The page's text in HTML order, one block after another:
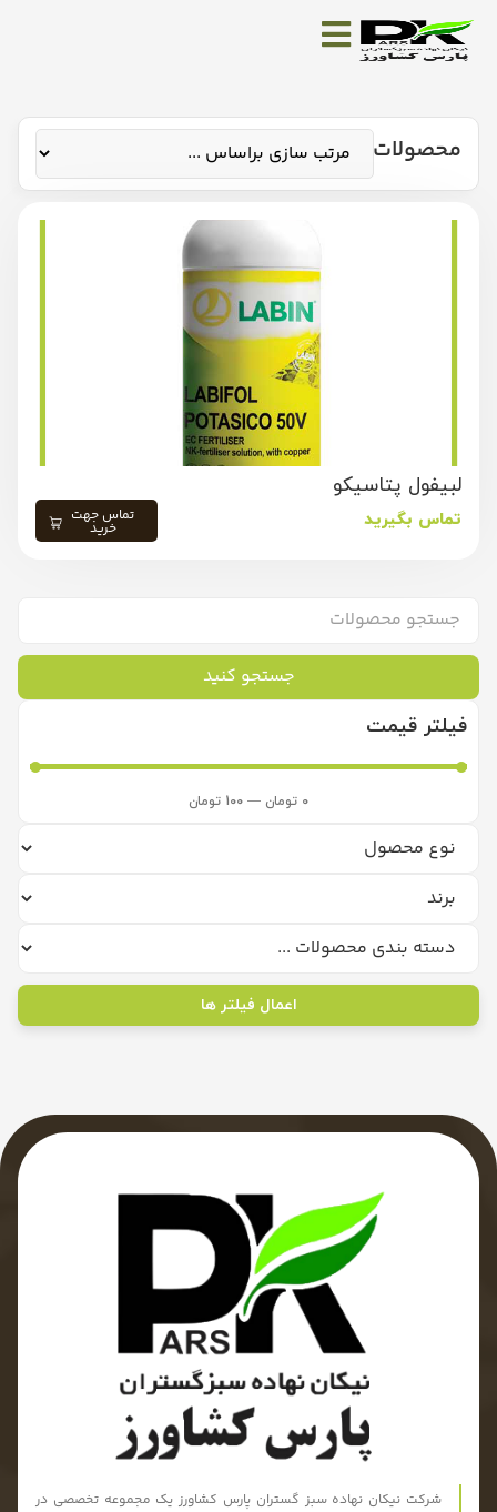
جستجو کنید
فیلتر قیمت
0 تومان —
100 تومان
اعمال فیلتر ها
محصولات
لبیفول پتاسیکو
تماس بگیرید تماس جهت
خرید
شرکت نیکان نهاده سبز گستران پارس کشاورز یک مجموعه تخصصی در